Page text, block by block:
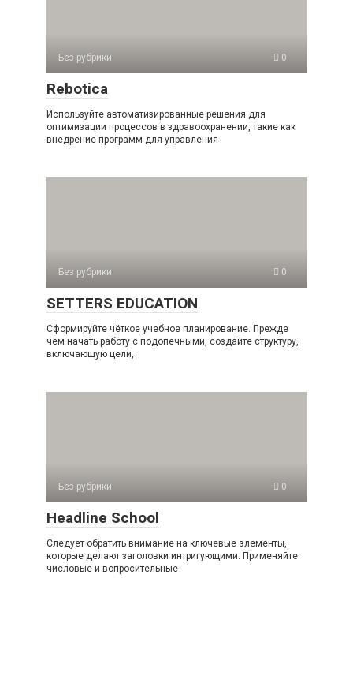
Без рубрики 0
Rebotica
Используйте автоматизированные решения для
оптимизации процессов в здравоохранении, такие как
внедрение программ для управления
Без рубрики 0
SETTERS EDUCATION
Сформируйте чёткое учебное планирование. Прежде
чем начать работу с подопечными, создайте структуру,
включающую цели,
Без рубрики 0
Headline School
Следует обратить внимание на ключевые элементы,
которые делают заголовки интригующими. Применяйте
числовые и вопросительные